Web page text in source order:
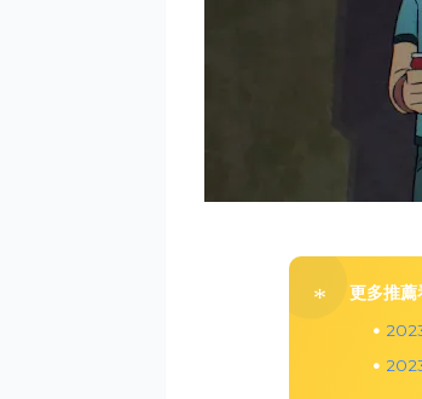
更多推薦